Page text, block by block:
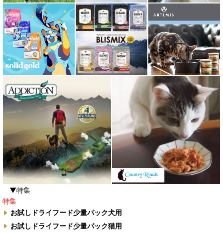
▼特集
特集
お試しドライフード少量パック犬用
お試しドライフード少量パック猫用